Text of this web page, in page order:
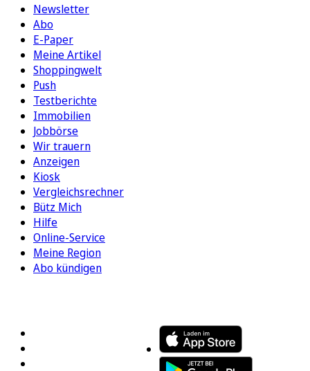
Newsletter
Abo
E-Paper
Meine Artikel
Shoppingwelt
Push
Testberichte
Immobilien
Jobbörse
Wir trauern
Anzeigen
Kiosk
Vergleichsrechner
Bütz Mich
Hilfe
Online-Service
Meine Region
Abo kündigen